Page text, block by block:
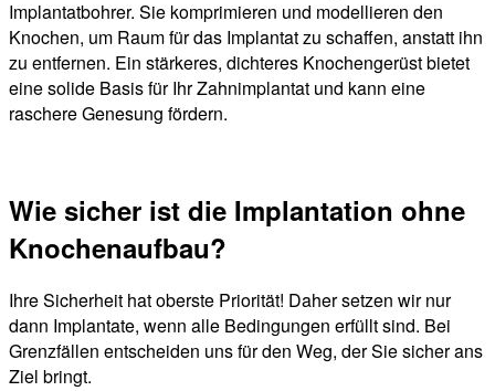
Implantatbohrer. Sie komprimieren und modellieren den
Knochen, um Raum für das Implantat zu schaffen, anstatt ihn
zu entfernen. Ein stärkeres, dichteres Knochengerüst bietet
eine solide Basis für Ihr Zahnimplantat und kann eine
raschere Genesung fördern.
Wie sicher ist die Implantation ohne
Knochenaufbau?
Ihre Sicherheit hat oberste Priorität! Daher setzen wir nur
dann Implantate, wenn alle Bedingungen erfüllt sind. Bei
Grenzfällen entscheiden uns für den Weg, der Sie sicher ans
Ziel bringt.